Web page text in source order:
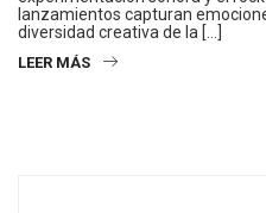
lanzamientos capturan
diversidad creativa de la […]
LEER MÁS